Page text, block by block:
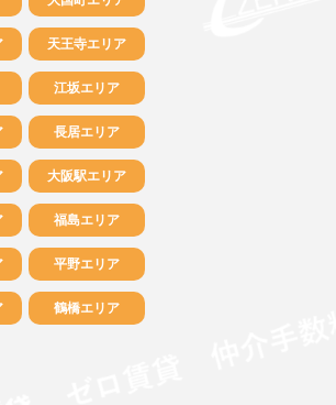
天王寺エリア
江坂エリア
長居エリア
大阪駅エリア
福島エリア
平野エリア
鶴橋エリア